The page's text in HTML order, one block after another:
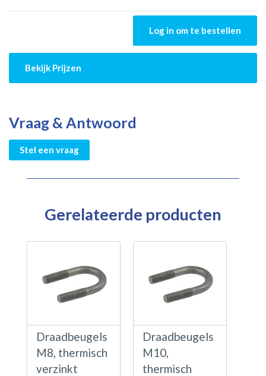
Log in om te bestellen
Bekijk Prijzen
Vraag & Antwoord
Stel een vraag
Gerelateerde producten
Draadbeugels
M8, thermisch
verzinkt
Draadbeugels
M10,
thermisch